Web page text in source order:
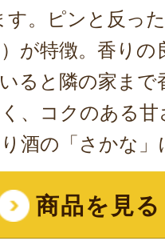
す。ピンと反っ
が特徴。香りの
ると隣の家ま
、コクのある
酒の「さかな
商品を見る